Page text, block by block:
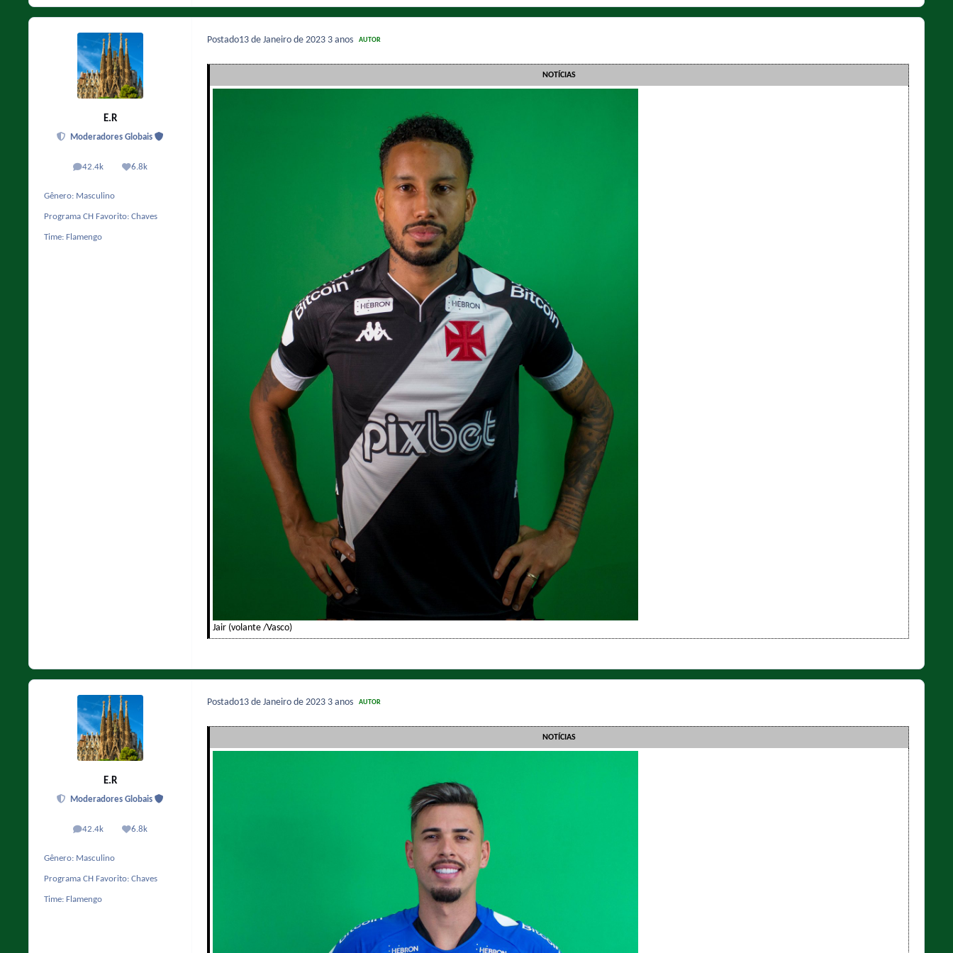
E.R
Moderadores Globais
42.4k
posts 6.8k
Reputação
Gênero: Masculino
Programa CH Favorito: Chaves
Time: Flamengo
Postado13 de Janeiro de 2023 3 anos AUTOR
NOTÍCIAS
Jair (volante /Vasco)
E.R
Moderadores Globais
42.4k
posts 6.8k
Reputação
Gênero: Masculino
Programa CH Favorito: Chaves
Time: Flamengo
Postado13 de Janeiro de 2023 3 anos AUTOR
NOTÍCIAS